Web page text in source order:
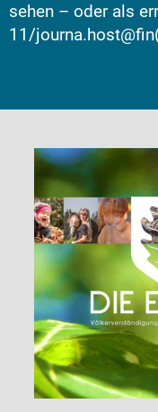
sehen – oder als
11/